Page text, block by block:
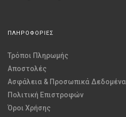
ΠΛΗΡΟΦΟΡΙΕΣ
Τρόποι Πληρωμής
Αποστολές
Ασφάλεια & Προσωπικά Δεδομένα
Πολιτική Επιστροφών
Όροι Χρήσης